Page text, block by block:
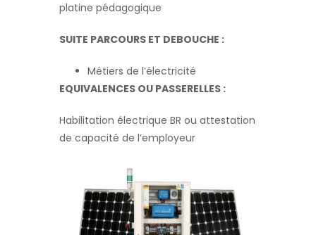
platine pédagogique
SUITE PARCOURS ET DEBOUCHE :
Métiers de l’électricité
EQUIVALENCES OU PASSERELLES :
Habilitation électrique BR ou attestation
de capacité de l’employeur